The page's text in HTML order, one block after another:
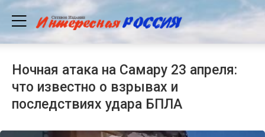
Ночная атака на Самару 23 апреля:
что известно о взрывах и
последствиях удара БПЛА